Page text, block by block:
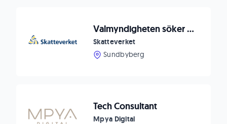
Valmyndigheten söker valhandläggare med statistikinriktning
Skatteverket
Sundbyberg
Tech Consultant
Mpya Digital